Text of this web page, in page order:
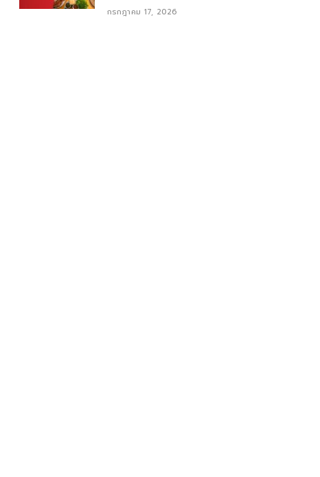
กรกฎาคม 17, 2026